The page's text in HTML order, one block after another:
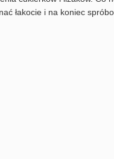
łakocie i na koniec